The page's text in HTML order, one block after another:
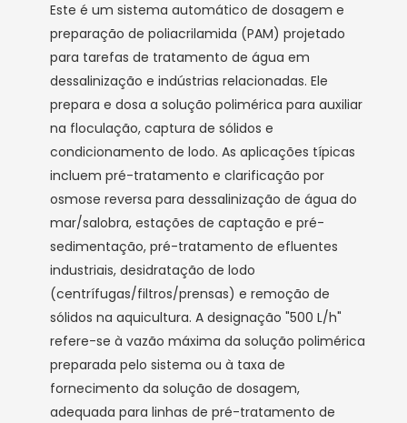
Este é um sistema automático de dosagem e
preparação de poliacrilamida (PAM) projetado
para tarefas de tratamento de água em
dessalinização e indústrias relacionadas. Ele
prepara e dosa a solução polimérica para auxiliar
na floculação, captura de sólidos e
condicionamento de lodo. As aplicações típicas
incluem pré-tratamento e clarificação por
osmose reversa para dessalinização de água do
mar/salobra, estações de captação e pré-
sedimentação, pré-tratamento de efluentes
industriais, desidratação de lodo
(centrífugas/filtros/prensas) e remoção de
sólidos na aquicultura. A designação "500 L/h"
refere-se à vazão máxima da solução polimérica
preparada pelo sistema ou à taxa de
fornecimento da solução de dosagem,
adequada para linhas de pré-tratamento de